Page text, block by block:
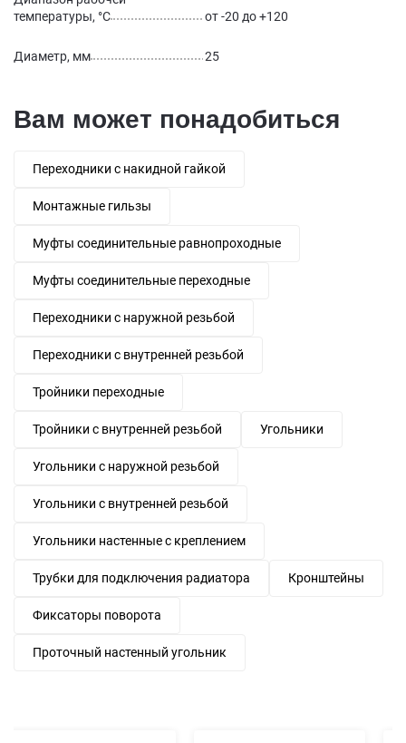
температуры, °С
от -20 до +120
Диаметр, мм 25
Вам может понадобиться
Переходники с накидной гайкой
Монтажные гильзы
Муфты соединительные равнопроходные
Муфты соединительные переходные
Переходники с наружной резьбой
Переходники с внутренней резьбой
Тройники переходные
Тройники с внутренней резьбой Угольники
Угольники с наружной резьбой
Угольники с внутренней резьбой
Угольники настенные с креплением
Трубки для подключения радиатора Кронштейны
Фиксаторы поворота
Проточный настенный угольник